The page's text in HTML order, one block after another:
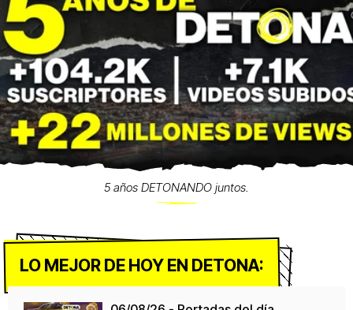
5 años DETONANDO juntos.
LO MEJOR DE HOY EN DETONA: